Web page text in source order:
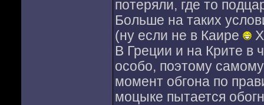
потеряли, где то
Больше на таких
(ну если не в Каире
В Греции и на Крите в
особо, поэтому
момент обгона по
моцыке пытается